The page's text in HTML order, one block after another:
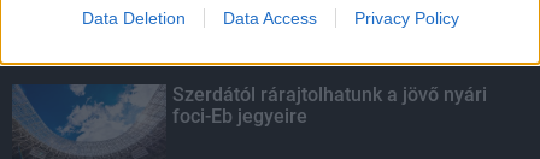
Data Deletion Data Access Privacy Policy
Szerdától rárajtolhatunk a jövő nyári
foci-Eb jegyeire